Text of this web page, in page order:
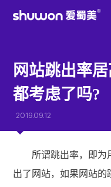
网站跳出率
都考虑了吗?
2019.09.12
所谓跳出率，即为
出了网站，如果网站的